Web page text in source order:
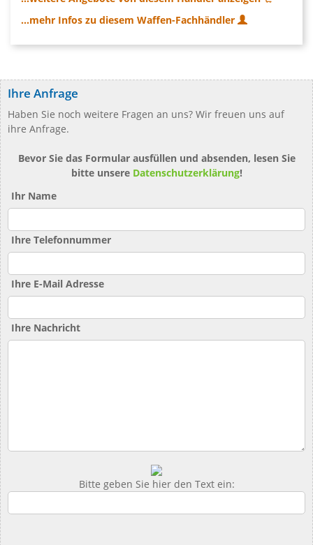
...mehr Infos zu diesem Waffen-Fachhändler
Ihre Anfrage
Haben Sie noch weitere Fragen an uns? Wir freuen uns auf
ihre Anfrage.
Bevor Sie das Formular ausfüllen und absenden, lesen Sie
bitte unsere Datenschutzerklärung!
Ihr Name
Ihre Telefonnummer
Ihre E-Mail Adresse
Ihre Nachricht
Bitte geben Sie hier den Text ein: